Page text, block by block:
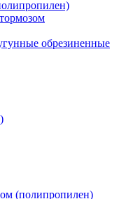
обрезиненные
(полипропилен)